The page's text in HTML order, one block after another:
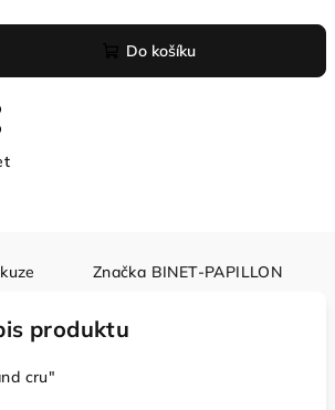
Do košíku
Značka BINET-PAPILLON
produktu
cru"